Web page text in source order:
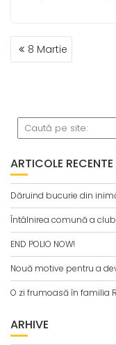
NAVIGARE
ÎN 8 Martie
ARTICOLE RECENTE
Dăruind bucurie din
Întâlnirea comună a
END POLIO NOW!
Nouă motive pentru a
O zi frumoasă în familia
ARHIVE